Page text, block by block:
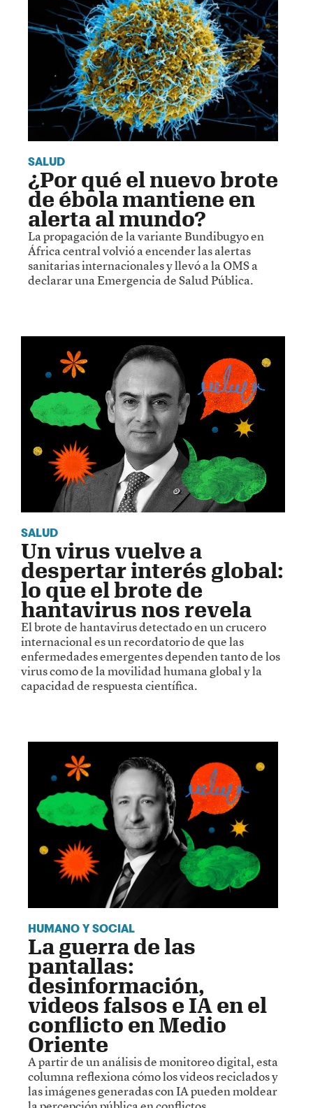
SALUD
¿Por qué el nuevo brote
de ébola mantiene en
alerta al mundo?
La propagación de la variante Bundibugyo en
África central volvió a encender las alertas
sanitarias internacionales y llevó a la OMS a
declarar una Emergencia de Salud Pública.
SALUD
Un virus vuelve a
despertar interés global:
lo que el brote de
hantavirus nos revela
El brote de hantavirus detectado en un crucero
internacional es un recordatorio de que las
enfermedades emergentes dependen tanto de los
virus como de la movilidad humana global y la
capacidad de respuesta científica.
HUMANO Y SOCIAL
La guerra de las
pantallas:
desinformación,
videos falsos e IA en el
conflicto en Medio
Oriente
A partir de un análisis de monitoreo digital, esta
columna reflexiona cómo los videos reciclados y
las imágenes generadas con IA pueden moldear